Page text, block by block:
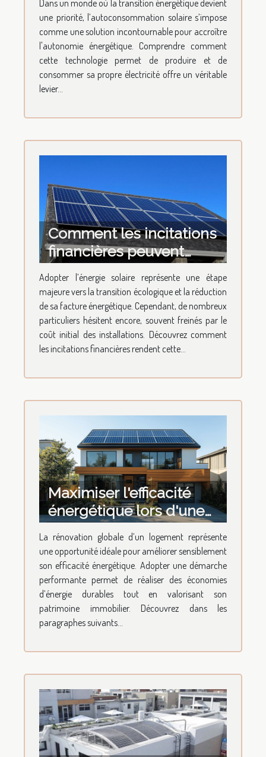
l'autonomie énergétique
?
Dans un monde où la transition énergétique devient
une priorité, l’autoconsommation solaire s’impose
comme une solution incontournable pour accroître
l'autonomie énergétique. Comprendre comment
cette technologie permet de produire et de
consommer sa propre électricité offre un véritable
levier...
Comment les incitations
financières peuvent
favoriser votre transition
vers l'énergie solaire ?
Adopter l’énergie solaire représente une étape
majeure vers la transition écologique et la réduction
de sa facture énergétique. Cependant, de nombreux
particuliers hésitent encore, souvent freinés par le
coût initial des installations. Découvrez comment
les incitations financières rendent cette...
Maximiser l'efficacité
énergétique lors d'une
rénovation globale
La rénovation globale d’un logement représente
une opportunité idéale pour améliorer sensiblement
son efficacité énergétique. Adopter une démarche
performante permet de réaliser des économies
d’énergie durables tout en valorisant son
patrimoine immobilier. Découvrez dans les
paragraphes suivants...